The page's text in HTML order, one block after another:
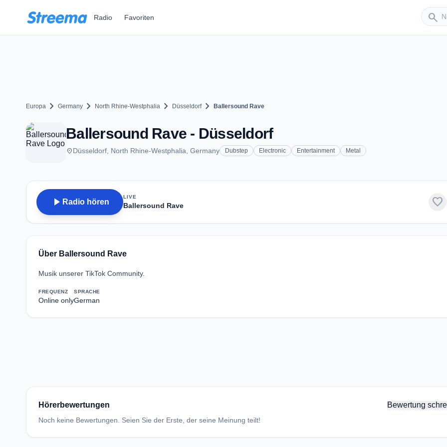
Radio Favoriten search
Europa chevron_right Germany chevron_right North Rhine-Westphalia chevron_right Düsseldorfchevron_right Ballersound Rave
Ballersound Rave - Düsseldorf
placeDüsseldorf, North Rhine-Westphalia, Germany Dubstep Electronic Entertainment Metal
play_arrow Radio hören
LIVE
Ballersound Rave favorite
Über Ballersound Rave
Musik unserer TikTok Community.
FREQUENZ
Online only
SPRACHE
German
Hörerbewertungen Bewertung
Noch keine Bewertungen. Seien Sie der Erste, der seine Meinung teilt!